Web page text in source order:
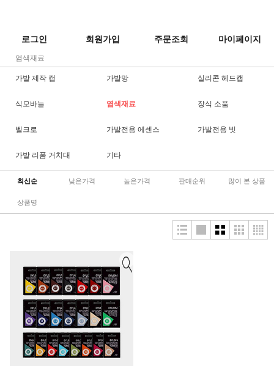
로그인 회원가입 주문조회 마이페이지
염색재료
가발 제작 캡 가발망 실리콘 헤드캡
식모바늘 염색재료 장식 소품
벨크로 가발전용 에센스 가발전용 빗
가발 리폼 거치대 기타
최신순 낮은가격 높은가격 판매순위 많이 본 상품
상품명